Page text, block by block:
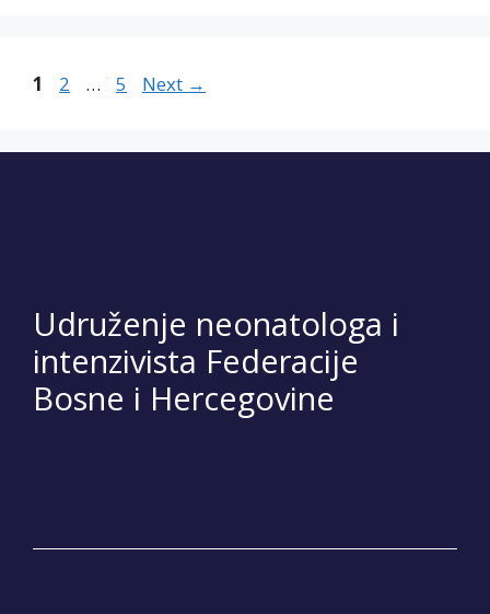
Page
1 Page
2 … Page
5 Next →
Udruženje neonatologa i
intenzivista Federacije
Bosne i Hercegovine